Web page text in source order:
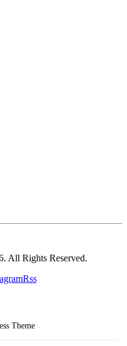
All Rights Reserved.
Rss
Theme